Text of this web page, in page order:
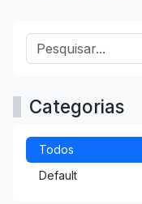
Categorias
Todos
Default